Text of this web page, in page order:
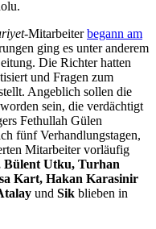
-Mitarbeiterbegann am
ging es unter anderem
Die Richter hatten
und Fragen zum
Angeblich sollen die
sein, die verdächtigt
Fethullah Gülen
fünf Verhandlungstagen,
Mitarbeiter vorläufig
Bülent Utku, Turhan
Kart, Hakan Karasinir
und Sik blieben in